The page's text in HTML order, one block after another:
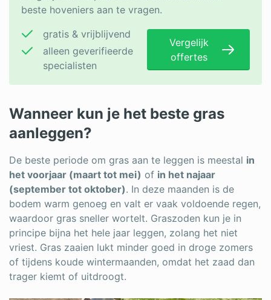
beste hoveniers aan te vragen.
gratis & vrijblijvend
alleen geverifieerde
specialisten
Vergelijk
offertes
Wanneer kun je het beste gras
aanleggen?
De beste periode om gras aan te leggen is meestal in
het voorjaar (maart tot mei) of in het najaar
(september tot oktober). In deze maanden is de
bodem warm genoeg en valt er vaak voldoende regen,
waardoor gras sneller wortelt. Graszoden kun je in
principe bijna het hele jaar leggen, zolang het niet
vriest. Gras zaaien lukt minder goed in droge zomers
of tijdens koude wintermaanden, omdat het zaad dan
trager kiemt of uitdroogt.